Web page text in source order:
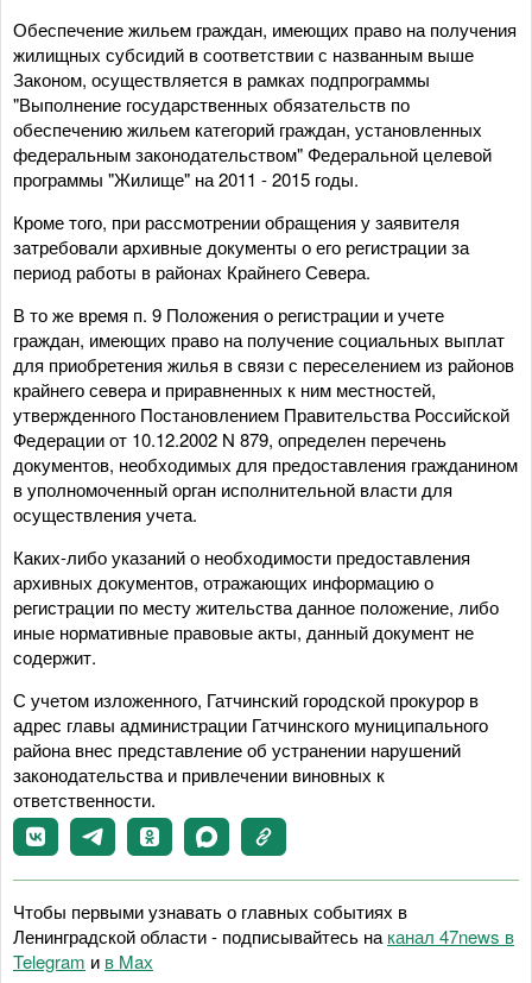
Обеспечение жильем граждан, имеющих право на получения
жилищных субсидий в соответствии с названным выше
Законом, осуществляется в рамках подпрограммы
"Выполнение государственных обязательств по
обеспечению жильем категорий граждан, установленных
федеральным законодательством" Федеральной целевой
программы "Жилище" на 2011 - 2015 годы.
Кроме того, при рассмотрении обращения у заявителя
затребовали архивные документы о его регистрации за
период работы в районах Крайнего Севера.
В то же время п. 9 Положения о регистрации и учете
граждан, имеющих право на получение социальных выплат
для приобретения жилья в связи с переселением из районов
крайнего севера и приравненных к ним местностей,
утвержденного Постановлением Правительства Российской
Федерации от 10.12.2002 N 879, определен перечень
документов, необходимых для предоставления гражданином
в уполномоченный орган исполнительной власти для
осуществления учета.
Каких-либо указаний о необходимости предоставления
архивных документов, отражающих информацию о
регистрации по месту жительства данное положение, либо
иные нормативные правовые акты, данный документ не
содержит.
С учетом изложенного, Гатчинский городской прокурор в
адрес главы администрации Гатчинского муниципального
района внес представление об устранении нарушений
законодательства и привлечении виновных к
ответственности.
Чтобы первыми узнавать о главных событиях в
Ленинградской области - подписывайтесь на канал 47news в
Telegram и в Maх